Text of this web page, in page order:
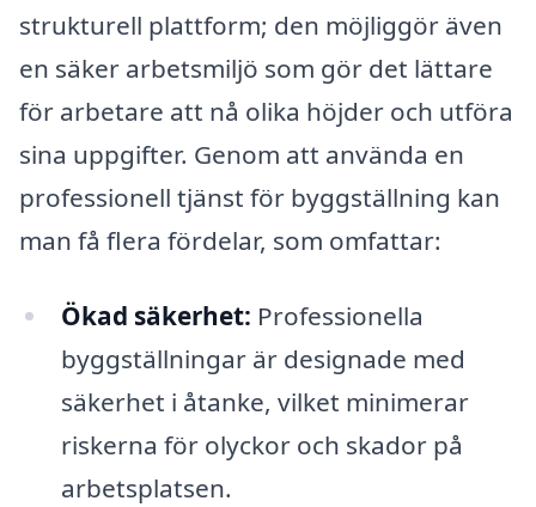
strukturell plattform; den möjliggör även
en säker arbetsmiljö som gör det lättare
för arbetare att nå olika höjder och utföra
sina uppgifter. Genom att använda en
professionell tjänst för byggställning kan
man få flera fördelar, som omfattar:
Ökad säkerhet: Professionella
byggställningar är designade med
säkerhet i åtanke, vilket minimerar
riskerna för olyckor och skador på
arbetsplatsen.